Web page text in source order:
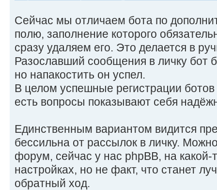
Сейчас мы отличаем бота по
полю, заполнение которого
сразу удаляем его. Это делается в
Разославший сообщения в личку бот
но напакостить он успел.
В целом успешные регистрации
есть вопросы показывают себя
Единственным вариантом видится
бессильна от рассылок в личку.
форум, сейчас у нас phpBB, на какой-
настройках, но не факт, что станет
обратный ход.